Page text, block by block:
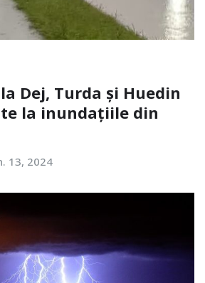
Dej, Turda și Huedin
la inundațiile din
13, 2024